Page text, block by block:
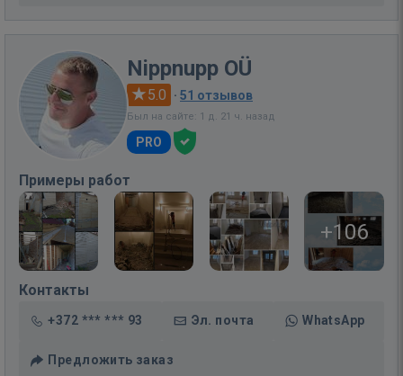
Nippnupp OÜ
5.0 · 51 отзывов
Был на сайте: 1 д. 21 ч. назад
PRO
Примеры работ
+106
Контакты
+372 *** *** 93 Эл. почта WhatsApp
Предложить заказ